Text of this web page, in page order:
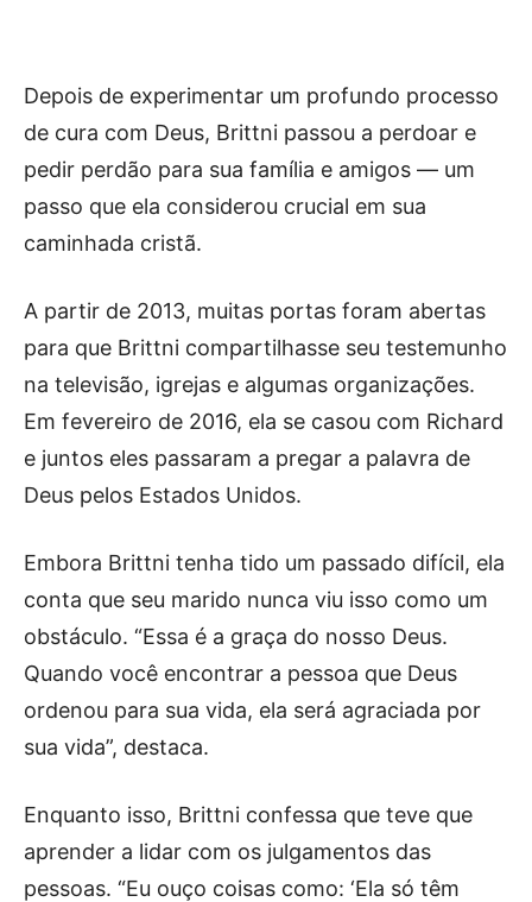
Depois de experimentar um profundo processo
de cura com Deus, Brittni passou a perdoar e
pedir perdão para sua família e amigos — um
passo que ela considerou crucial em sua
caminhada cristã.
A partir de 2013, muitas portas foram abertas
para que Brittni compartilhasse seu testemunho
na televisão, igrejas e algumas organizações.
Em fevereiro de 2016, ela se casou com Richard
e juntos eles passaram a pregar a palavra de
Deus pelos Estados Unidos.
Embora Brittni tenha tido um passado difícil, ela
conta que seu marido nunca viu isso como um
obstáculo. “Essa é a graça do nosso Deus.
Quando você encontrar a pessoa que Deus
ordenou para sua vida, ela será agraciada por
sua vida”, destaca.
Enquanto isso, Brittni confessa que teve que
aprender a lidar com os julgamentos das
pessoas. “Eu ouço coisas como: ‘Ela só têm